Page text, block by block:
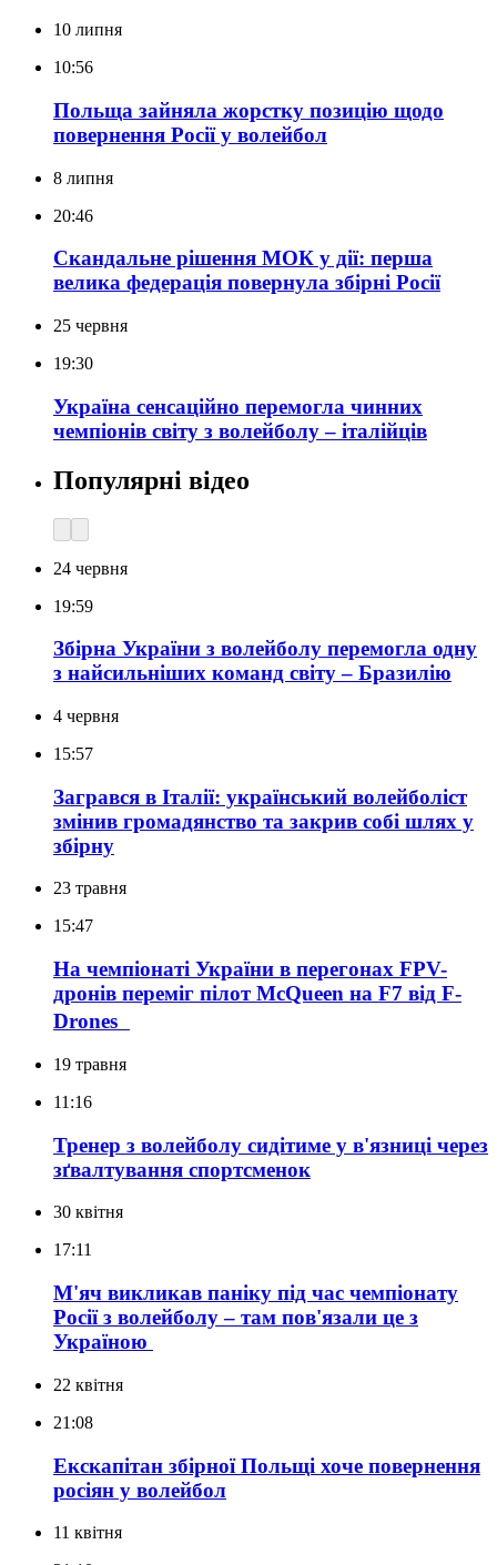
10 липня
10:56
Польща зайняла жорстку позицію щодо
повернення Росії у волейбол
8 липня
20:46
Скандальне рішення МОК у дії: перша
велика федерація повернула збірні Росії
25 червня
19:30
Україна сенсаційно перемогла чинних
чемпіонів світу з волейболу – італійців
Популярні відео
24 червня
19:59
Збірна України з волейболу перемогла одну
з найсильніших команд світу – Бразилію
4 червня
15:57
Загрався в Італії: український волейболіст
змінив громадянство та закрив собі шлях у
збірну
23 травня
15:47
На чемпіонаті України в перегонах FPV-
дронів переміг пілот McQueen на F7 від F-
Drones
19 травня
11:16
Тренер з волейболу сидітиме у в'язниці через
зґвалтування спортсменок
30 квітня
17:11
М'яч викликав паніку під час чемпіонату
Росії з волейболу – там пов'язали це з
Україною
22 квітня
21:08
Екскапітан збірної Польщі хоче повернення
росіян у волейбол
11 квітня